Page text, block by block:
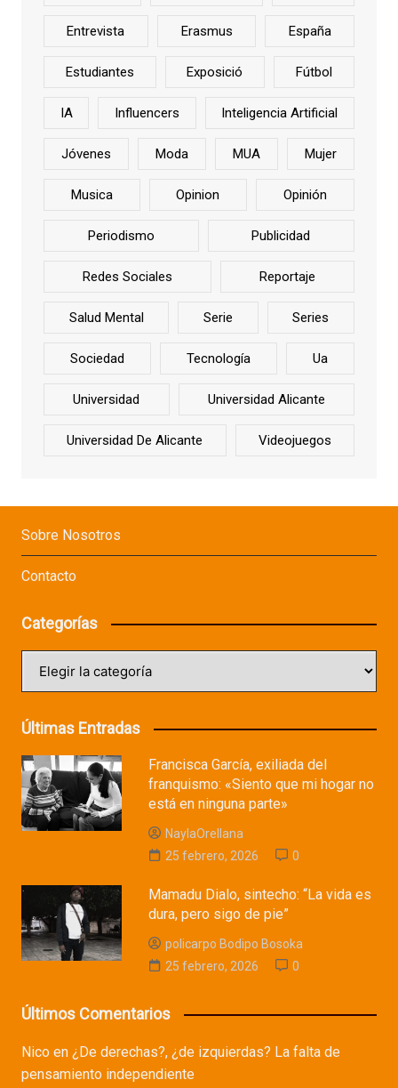
Entrevista Erasmus España
Estudiantes Exposició Fútbol
IA Influencers Inteligencia Artificial
Jóvenes Moda MUA Mujer
Musica Opinion Opinión
Periodismo Publicidad
Redes Sociales Reportaje
Salud Mental Serie Series
Sociedad Tecnología Ua
Universidad Universidad Alicante
Universidad De Alicante Videojuegos
Sobre Nosotros
Contacto
Categorías
Últimas Entradas
Francisca García, exiliada del
franquismo: «Siento que mi hogar no
está en ninguna parte»
NaylaOrellana
25 febrero, 2026
0
Mamadu Dialo, sintecho: “La vida es
dura, pero sigo de pie”
policarpo Bodipo Bosoka
25 febrero, 2026
0
Últimos Comentarios
Nicoen ¿De derechas?, ¿de izquierdas? La falta de
pensamiento independiente